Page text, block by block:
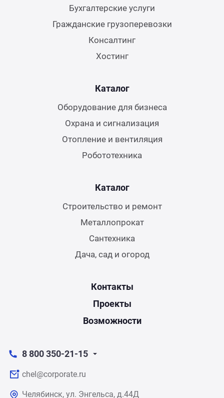
Бухгалтерские услуги
Гражданские грузоперевозки
Консалтинг
Хостинг
Каталог
Оборудование для бизнеса
Охрана и сигнализация
Отопление и вентиляция
Робототехника
Каталог
Строительство и ремонт
Металлопрокат
Сантехника
Дача, сад и огород
Контакты
Проекты
Возможности
8 800 350-21-15
chel@corporate.ru
Челябинск, ул. Энгельса, д.44Д